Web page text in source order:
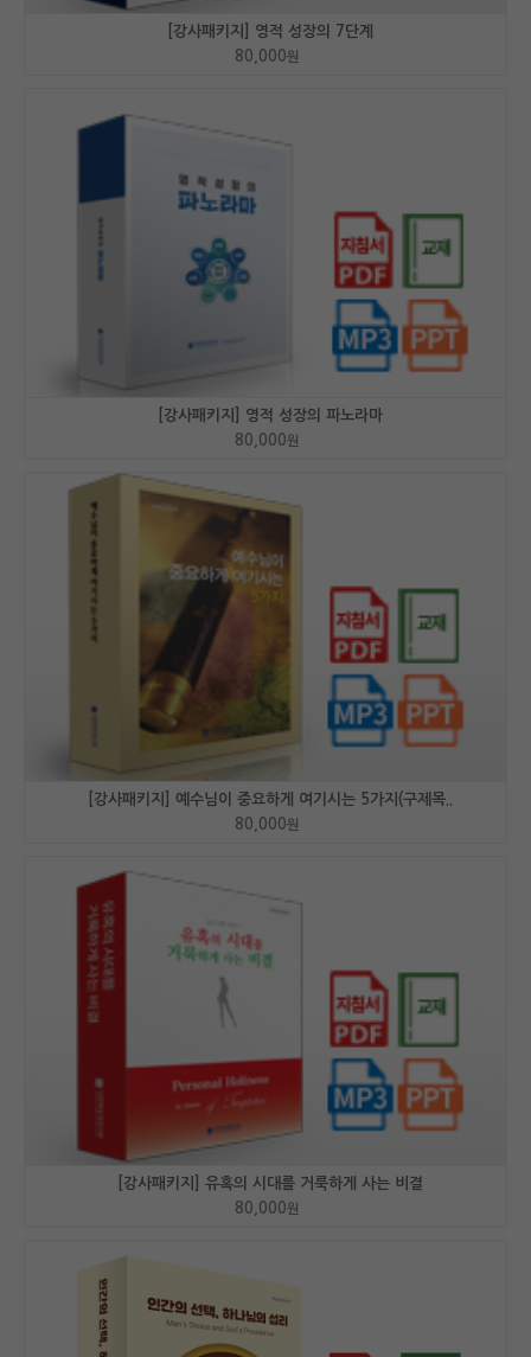
[강사패키지] 영적 성장의 7단계
80,000원
[강사패키지] 영적 성장의 파노라마
80,000원
[강사패키지] 예수님이 중요하게 여기시는 5가지(구제목..
80,000원
[강사패키지] 유혹의 시대를 거룩하게 사는 비결
80,000원